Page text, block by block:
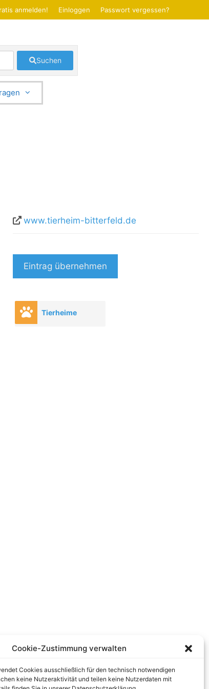
Cookie-Zustimmung verwalten
Cookies ausschließlich für den technisch notwendigen
keine Nutzeraktivität und teilen keine Nutzerdaten mit
anmelden! Einloggen Passwort vergessen?
Suchen
www.tierheim-bitterfeld.de
Eintrag übernehmen
Tierheime